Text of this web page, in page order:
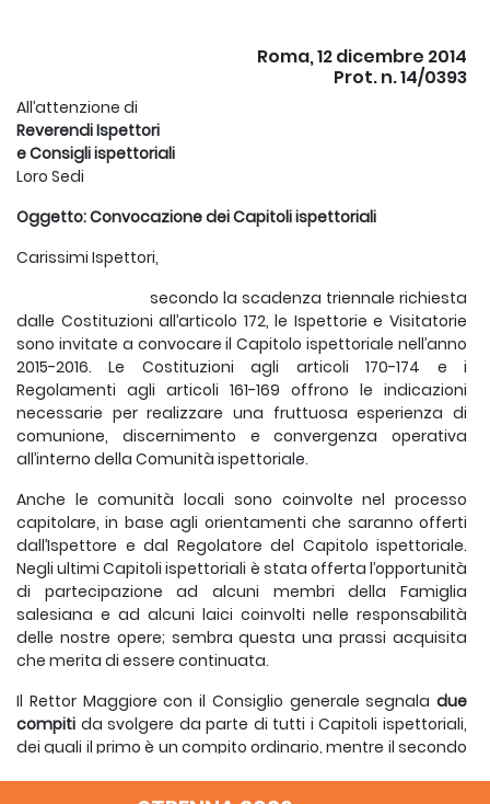
Roma, 12 dicembre 2014
Prot. n. 14/0393
All’attenzione di
Reverendi Ispettori
e Consigli ispettoriali
Loro Sedi
Oggetto: Convocazione dei Capitoli ispettoriali
Carissimi Ispettori,
secondo la scadenza triennale richiesta
dalle Costituzioni all’articolo 172, le Ispettorie e Visitatorie
sono invitate a convocare il Capitolo ispettoriale nell’anno
2015-2016. Le Costituzioni agli articoli 170-174 e i
Regolamenti agli articoli 161-169 offrono le indicazioni
necessarie per realizzare una fruttuosa esperienza di
comunione, discernimento e convergenza operativa
all’interno della Comunità ispettoriale.
Anche le comunità locali sono coinvolte nel processo
capitolare, in base agli orientamenti che saranno offerti
dall’Ispettore e dal Regolatore del Capitolo ispettoriale.
Negli ultimi Capitoli ispettoriali è stata offerta l’opportunità
di partecipazione ad alcuni membri della Famiglia
salesiana e ad alcuni laici coinvolti nelle responsabilità
delle nostre opere; sembra questa una prassi acquisita
che merita di essere continuata.
Il Rettor Maggiore con il Consiglio generale segnala due
compiti da svolgere da parte di tutti i Capitoli ispettoriali,
dei quali il primo è un compito ordinario, mentre il secondo